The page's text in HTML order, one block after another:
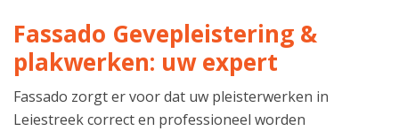
Fassado Gevepleistering &
plakwerken: uw expert
Fassado zorgt er voor dat uw pleisterwerken in
Leiestreek correct en professioneel worden